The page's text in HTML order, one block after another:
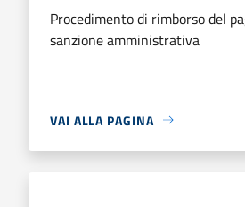
Procedimento di rimborso del
sanzione amministrativa
VAI ALLA PAGINA